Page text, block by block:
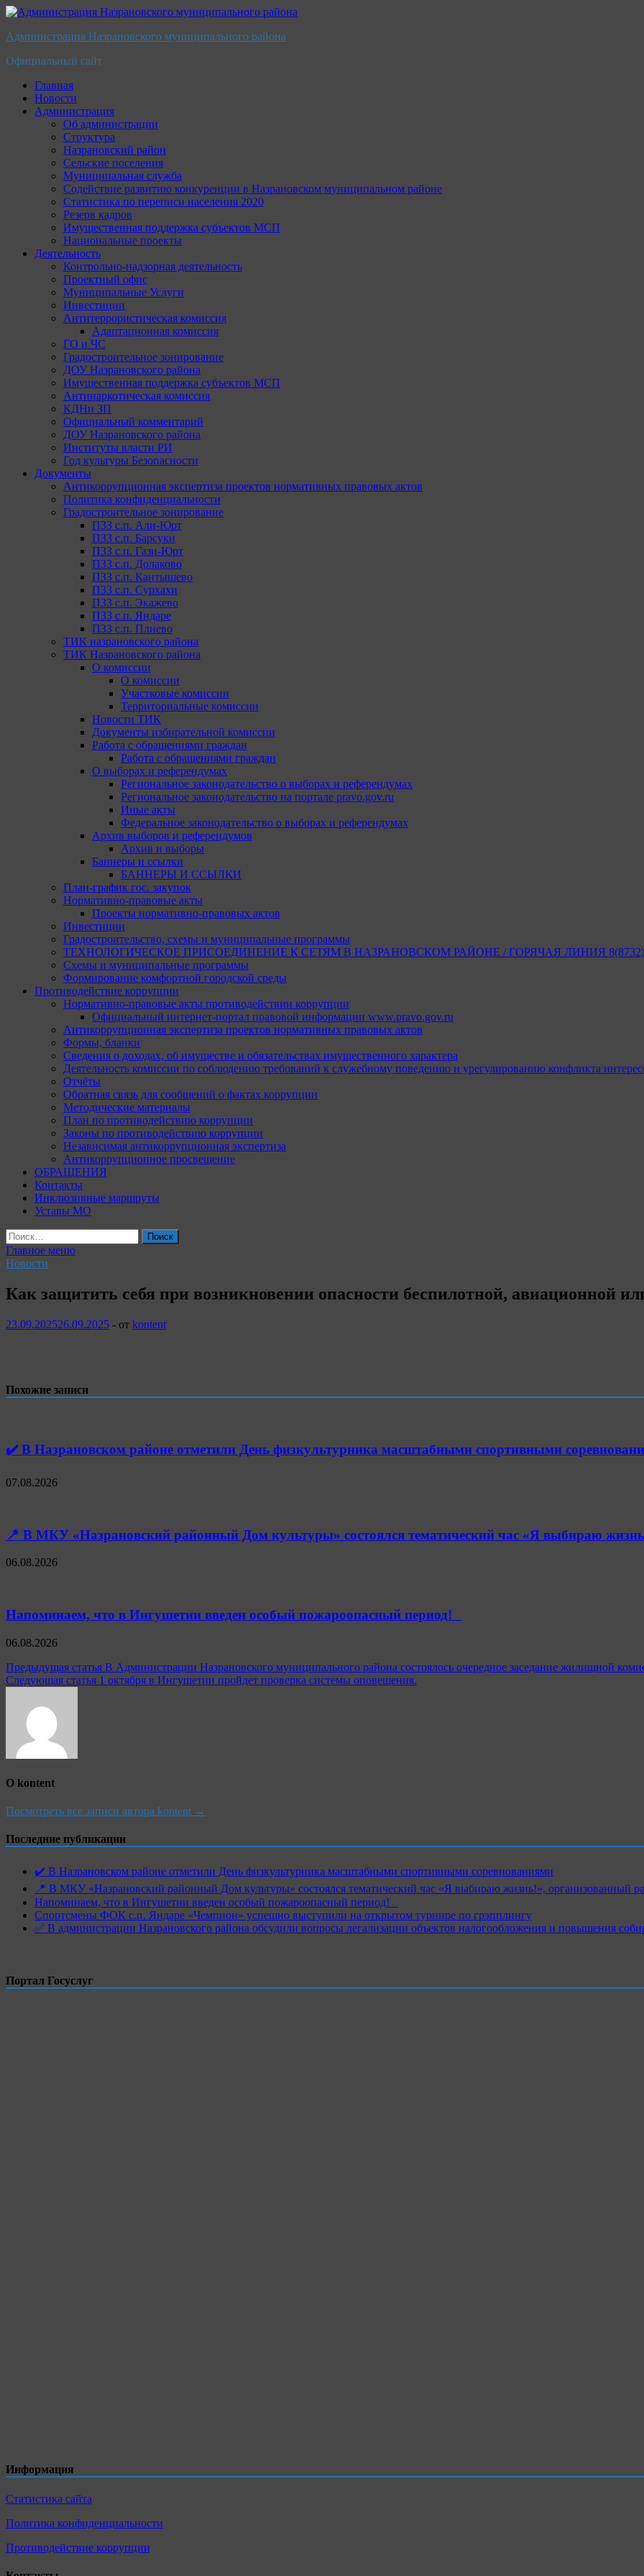
Перейти
содержимому
Администрация Назрановского муниципального района
Официальный сайт
Главная
Новости
Администрация
Об администрации
Структура
Назрановский район
Сельские поселения
Муниципальная служба
Содействие развитию конкуренции в Назрановском муниципальном районе
Статистика по переписи населения 2020
Резерв кадров
Имущественная поддержка субъектов МСП
Национальные проекты
Деятельность
Контрольно-надзорная деятельность
Проектный офис
Муниципальные Услуги
Инвестиции
Антитеррористическая комиссия
Адаптационная комиссия
ГО и ЧС
Градостроительное зонирование
ДОУ Назрановского района
Имущественная поддержка субъектов МСП
Антинаркотическая комиссия
КДНи ЗП
Официальный комментарий
ДОУ Назрановского района
Институты власти РИ
Год культуры Безопасности
Документы
Антикоррупционная экспертиза проектов нормативных правовых актов
Политика конфиденциальности
Градостроительное зонирование
ПЗЗ с.п. Али-Юрт
ПЗЗ с.п. Барсуки
ПЗЗ с.п. Гази-Юрт
ПЗЗ с.п. Долаково
ПЗЗ с.п. Кантышево
ПЗЗ с.п. Сурхахи
ПЗЗ с.п. Экажево
ПЗЗ с.п. Яндаре
ПЗЗ с.п. Плиево
ТИК назрановского района
ТИК Назрановского района
О комиссии
О комиссии
Участковые комиссии
Территориальные комиссии
Новости ТИК
Документы избирательной комиссии
Работа с обращениями граждан
Работа с обращениями граждан
О выборах и референдумах
Региональное законодательство о выборах и референдумах
Региональное законодательство на портале pravo.gov.ru
Иные акты
Федеральное законодательство о выборах и референдумах
Архив выборов и референдумов
Архив и выборы
Баннеры и ссылки
БАННЕРЫ И ССЫЛКИ
План-график гос. закупок
Нормативно-правовые акты
Проекты нормативно-правовых актов
Инвестиции
Градостроительство, схемы и муниципальные программы
ТЕХНОЛОГИЧЕСКОЕ ПРИСОЕДИНЕНИЕ К СЕТЯМ В НАЗРАНОВСКОМ РАЙОНЕ / ГОРЯЧАЯ ЛИНИЯ 8(8732)
Схемы и муниципальные программы
Формирование комфортной городской среды
Противодействие коррупции
Нормативно-правовые акты противодействии коррупции
Официальный интернет-портал правовой информации www.pravo.gov.ru
Антикоррупционная экспертиза проектов нормативных правовых актов
Формы, бланки
Сведения о доходах, об имуществе и обязательствах имущественного характера
Деятельность комиссии по соблюдению требований к служебному поведению и урегулированию конфликта
Отчёты
Обратная связь для сообщений о фактах коррупции
Методические материалы
План по противодействию коррупции
Законы по противодействию коррупции
Независимая антикоррупционная экспертиза
Антикоррупционное просвещение
ОБРАЩЕНИЯ
Контакты
Инклюзивные маршруты
Уставы МО
Найти:
Главное меню
Новости
Как защитить себя при возникновении опасности беспилотной, авиационной
23.09.202526.09.2025 - от kontent
Похожие записи
✔️ В Назрановском районе отметили День физкультурника масштабными спортивными
07.08.2026
📍 В МКУ «Назрановский районный Дом культуры» состоялся тематический час «Я выбираю
06.08.2026
Напоминаем, что в Ингушетии введен особый пожароопасный период!⁣⁣⠀
06.08.2026
Навигация
по
записям
Предыдущая статья В Администрации Назрановского муниципального района состоялось очередное заседание жилищной
Следующая статья 1 октября в Ингушетии пройдет проверка системы оповещения.
О kontent
Посмотреть все записи автора kontent →
Последние публикации
✔️ В Назрановском районе отметили День физкультурника масштабными спортивными соревнованиями
📍 В МКУ «Назрановский районный Дом культуры» состоялся тематический час «Я выбираю жизнь!», организованный
Напоминаем, что в Ингушетии введен особый пожароопасный период!⁣⁣⠀
Спортсмены ФОК с.п. Яндаре «Чемпион» успешно выступили на открытом турнире по грэпплингу
✅ В администрации Назрановского района обсудили вопросы легализации объектов налогообложения и повышения
Портал Госуслуг
Информация
Статистика сайта
Политика конфиденциальности
Противодействие коррупции